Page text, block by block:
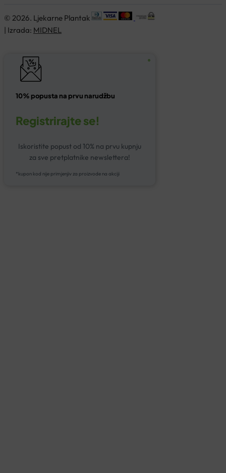
© 2026. Ljekarne Plantak
| Izrada: MIDNEL
10% popusta na prvu narudžbu
Registrirajte se!
Iskoristite popust od 10% na prvu kupnju
za sve pretplatnike newslettera!
*kupon kod nije primjenjiv za proizvode na akciji